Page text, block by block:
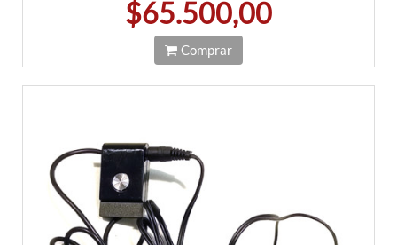
$65.500,00
Comprar